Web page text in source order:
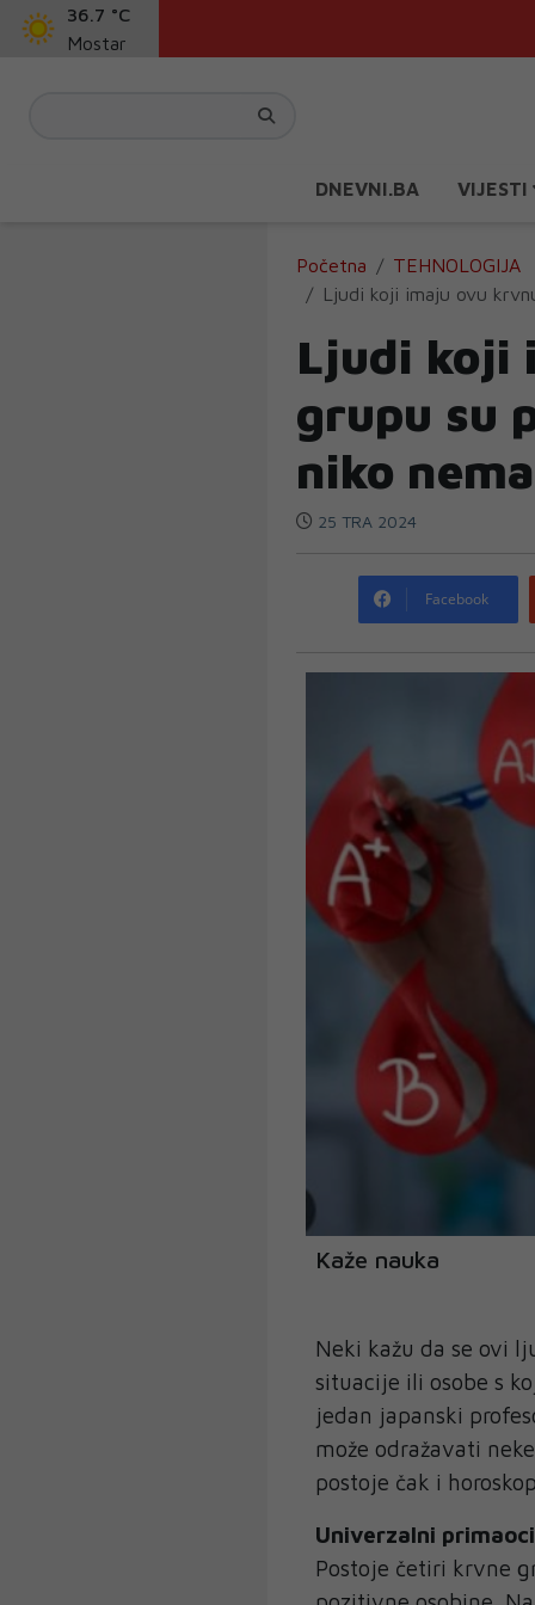
36.7 °C
Mostar
DNEVNI.BA VIJESTI
Početna
TEHNOLOGIJA
Ljudi koji imaju ovu
Ljudi koji
grupu su
niko nema
25 TRA 2024
Facebook
Kaže nauka
Neki kažu da se ovi
situacije ili osobe s
jedan japanski
može odražavati
postoje čak i
Univerzalni primaoci
Postoje četiri krvne